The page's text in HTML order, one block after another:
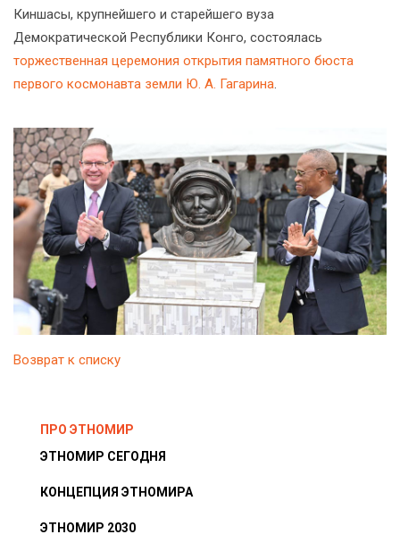
Киншасы, крупнейшего и старейшего вуза
Демократической Республики Конго, состоялась
торжественная церемония открытия памятного бюста
первого космонавта земли Ю. А. Гагарина.
Возврат к списку
ПРО ЭТНОМИР
ЭТНОМИР СЕГОДНЯ
КОНЦЕПЦИЯ ЭТНОМИРА
ЭТНОМИР 2030